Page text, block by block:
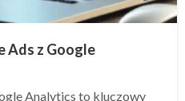
Ads z Google
Analytics to kluczowy